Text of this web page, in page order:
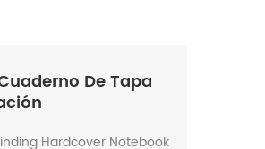
De Tapa
Hardcover Notebook